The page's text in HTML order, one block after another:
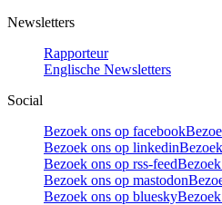
Newsletters
Rapporteur
Englische Newsletters
Social
Bezoek ons op facebook
Bezoek ons op linkedin
Bezoek ons op rss-feed
Bezoek ons op mastodon
Bezoek ons op bluesky